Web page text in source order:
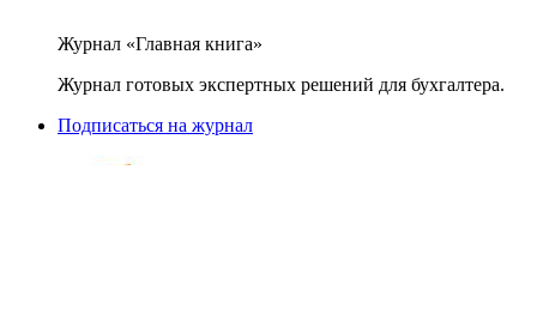
Журнал «Главная книга»
Журнал готовых экспертных решений для бухгалтера.
Подписаться на журнал